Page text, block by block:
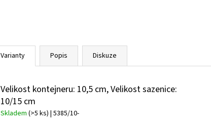
Varianty Popis Diskuze
Velikost kontejneru: 10,5 cm, Velikost sazenice:
10/15 cm
Skladem (>5 ks) | 5385/10-